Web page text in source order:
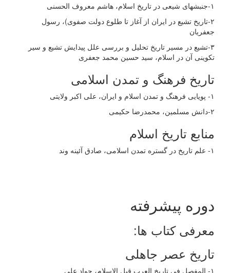
۱-جنبشهای شیعی در تاریخ اسلام، هاشم معروف الحسنی
۲-تاریخ تشیع در ایران از آغاز تا طلوع دولت صفوی)، رسول
جعفریان
۳-تشیع در مسیر تاریخ تحلیل و بررسی علل پیدایش تشیع و سیر
تکوینی آن در اسلام، سید حسین محمد جعفری
تاریخ فرهنگ و تمدن اسلامی
۱- پویایی فرهنگ و تمدن اسلام و ایران، علی اکبر ولایتی
۲-دانش مسلمین، محمدرضا حکیمی
منابع تاریخ اسلام
١- علم تاریخ در گستره تمدن اسلامی، صادق آئینه وند
دوره پیشرفته
معرفی کتاب ها:
تاریخ عصر جاهلی
١- المفصل فی تاریخ العرب قبل الاسلام، جواد علی